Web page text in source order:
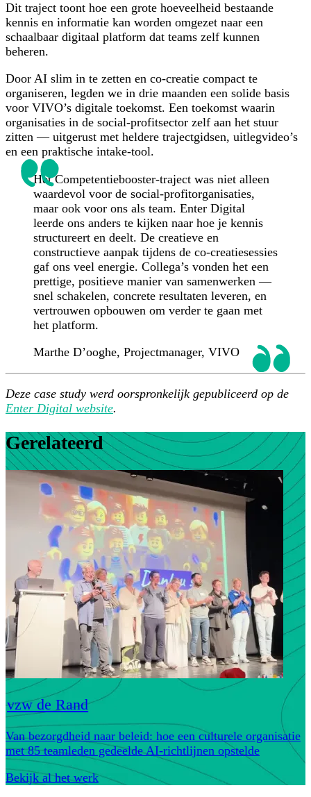
Dit traject toont hoe een grote hoeveelheid bestaande
kennis en informatie kan worden omgezet naar een
schaalbaar digitaal platform dat teams zelf kunnen
beheren.
Door AI slim in te zetten en co-creatie compact te
organiseren, legden we in drie maanden een solide basis
voor VIVO’s digitale toekomst. Een toekomst waarin
organisaties in de social-profitsector zelf aan het stuur
zitten — uitgerust met heldere trajectgidsen, uitlegvideo’s
en een praktische intake-tool.
Het Competentiebooster-traject was niet alleen
waardevol voor de social-profitorganisaties,
maar ook voor ons als team. Enter Digital
leerde ons anders te kijken naar hoe je kennis
structureert en deelt. De creatieve en
constructieve aanpak tijdens de co-creatiesessies
gaf ons veel energie. Collega’s vonden het een
prettige, positieve manier van samenwerken —
snel schakelen, concrete resultaten leveren, en
vertrouwen opbouwen om verder te gaan met
het platform.
Marthe D’ooghe, Projectmanager, VIVO
Deze case study werd oorspronkelijk gepubliceerd op de
Enter Digital website.
Gerelateerd
vzw de Rand
Van bezorgdheid naar beleid: hoe een culturele organisatie
met 85 teamleden gedeelde AI-richtlijnen opstelde
Bekijk al het werk